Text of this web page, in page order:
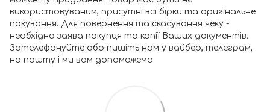
використовуваним, присутні всі бірки та оригінальне
пакування. Для повернення та скасування чеку -
необхідна заява покупця та копії Ваших документів.
Зателефонуйте або пишіть нам у вайбер, телеграм,
на пошту і ми вам допоможемо